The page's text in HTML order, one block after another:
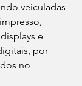
veiculadas
e
por
no